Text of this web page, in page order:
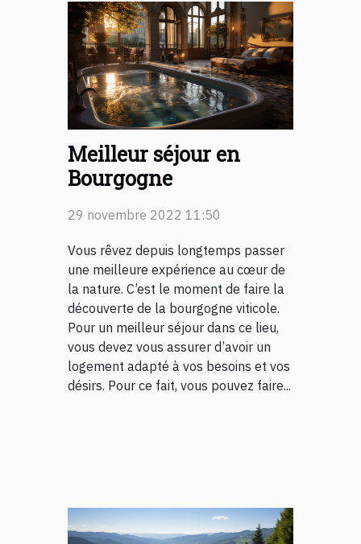
Meilleur séjour en
Bourgogne
29 novembre 2022 11:50
Vous rêvez depuis longtemps passer
une meilleure expérience au cœur de
la nature. C’est le moment de faire la
découverte de la bourgogne viticole.
Pour un meilleur séjour dans ce lieu,
vous devez vous assurer d’avoir un
logement adapté à vos besoins et vos
désirs. Pour ce fait, vous pouvez faire...